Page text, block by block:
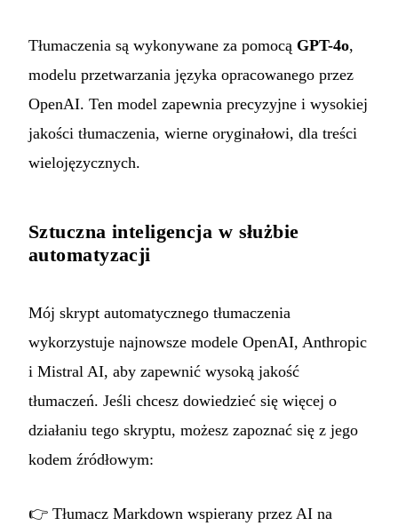
Tłumaczenia są wykonywane za pomocą GPT-4o,
modelu przetwarzania języka opracowanego przez
OpenAI. Ten model zapewnia precyzyjne i wysokiej
jakości tłumaczenia, wierne oryginałowi, dla treści
wielojęzycznych.
Sztuczna inteligencja w służbie
automatyzacji
Mój skrypt automatycznego tłumaczenia
wykorzystuje najnowsze modele OpenAI, Anthropic
i Mistral AI, aby zapewnić wysoką jakość
tłumaczeń. Jeśli chcesz dowiedzieć się więcej o
działaniu tego skryptu, możesz zapoznać się z jego
kodem źródłowym:
👉 Tłumacz Markdown wspierany przez AI na